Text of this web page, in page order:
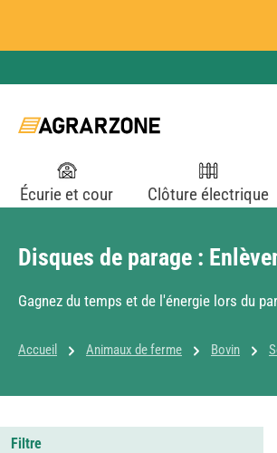
Écurie et cour Clôture électrique
Disques de parage :
Gagnez du temps et de l'énergie lors du
Accueil Animaux de ferme Bovin
Filtre